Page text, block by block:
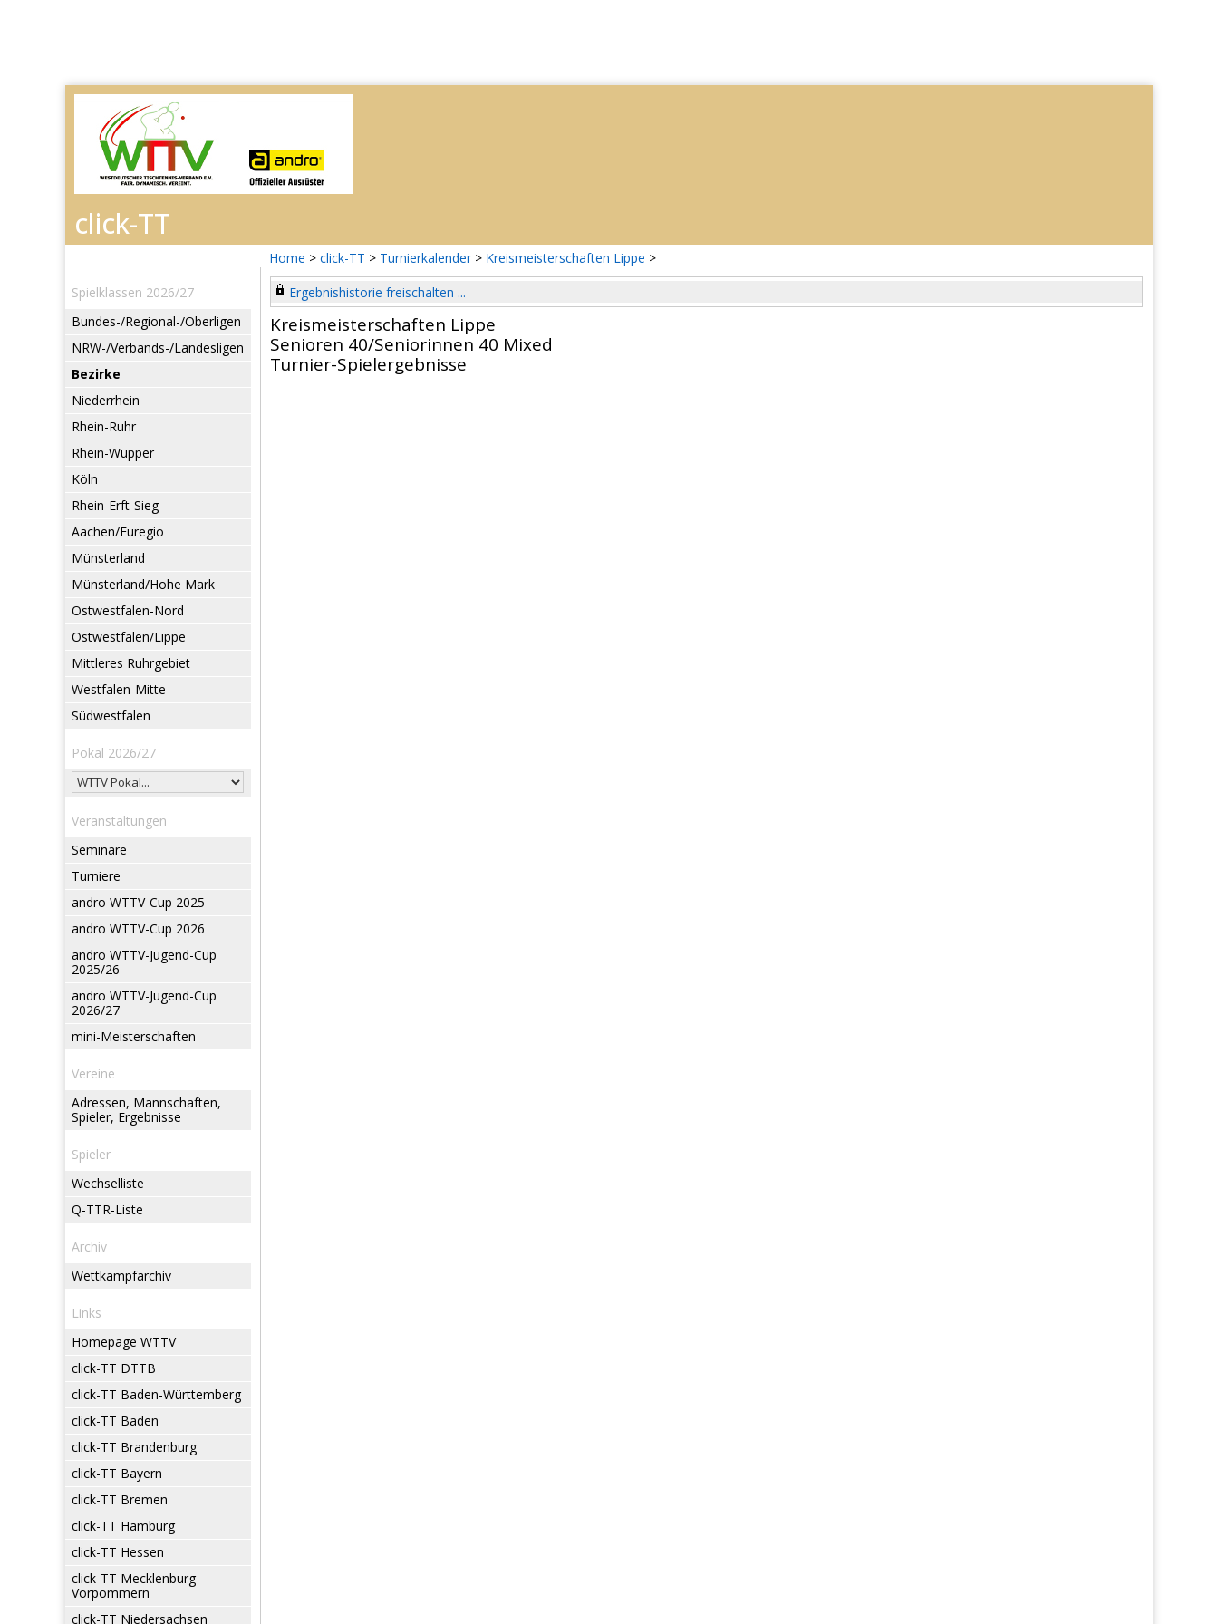
Home > click-TT > Turnierkalender > Kreismeisterschaften Lippe >
Spielklassen 2026/27
Bundes-/Regional-/Oberligen
NRW-/Verbands-/Landesligen
Bezirke
Niederrhein
Rhein-Ruhr
Rhein-Wupper
Köln
Rhein-Erft-Sieg
Aachen/Euregio
Münsterland
Münsterland/Hohe Mark
Ostwestfalen-Nord
Ostwestfalen/Lippe
Mittleres Ruhrgebiet
Westfalen-Mitte
Südwestfalen
Pokal 2026/27
Veranstaltungen
Seminare
Turniere
andro WTTV-Cup 2025
andro WTTV-Cup 2026
andro WTTV-Jugend-Cup
2025/26
andro WTTV-Jugend-Cup
2026/27
mini-Meisterschaften
Vereine
Adressen, Mannschaften,
Spieler, Ergebnisse
Spieler
Wechselliste
Q-TTR-Liste
Archiv
Wettkampfarchiv
Links
Homepage WTTV
click-TT DTTB
click-TT Baden-Württemberg
click-TT Baden
click-TT Brandenburg
click-TT Bayern
click-TT Bremen
click-TT Hamburg
click-TT Hessen
click-TT Mecklenburg-
Vorpommern
click-TT Niedersachsen
Ergebnishistorie freischalten ...
Kreismeisterschaften Lippe
Senioren 40/Seniorinnen 40 Mixed
Turnier-Spielergebnisse